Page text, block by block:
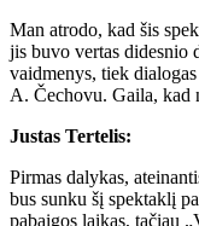
Man atrodo, kad šis
jis buvo vertas didesnio
vaidmenys, tiek
A. Čechovu. Gaila, kad
Justas Tertelis:
Pirmas dalykas,
bus sunku šį spektaklį
pabaigos laikas, tačiau